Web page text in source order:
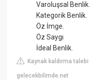
Varoluşsal Benlik.
Kategorik Benlik.
Öz İmge.
Öz Saygı
İdeal Benlik.
Kaynak kaldırma talebi
gelecekbilimde.net